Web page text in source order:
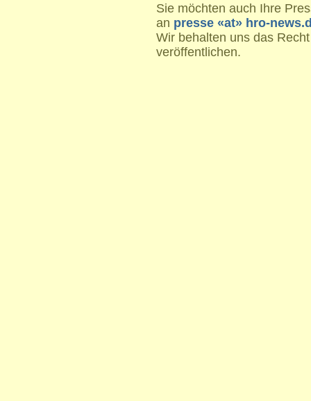
Sie möchten auch Ihre
an presse «at» hro-
Wir behalten uns das
veröffentlichen.